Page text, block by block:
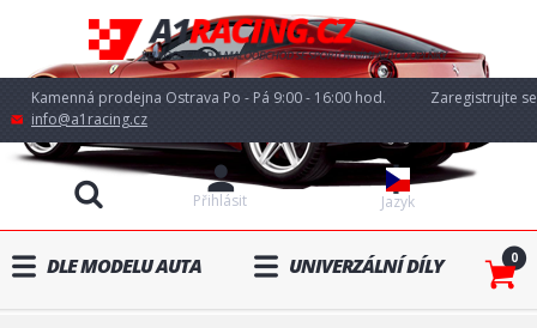
Kamenná prodejna Ostrava Po - Pá 9:00 - 16:00 hod.
info@a1racing.cz
Jazyk
Přihlásit
Zaregistrujte se
DLE MODELU AUTA UNIVERZÁLNÍ DÍLY 0